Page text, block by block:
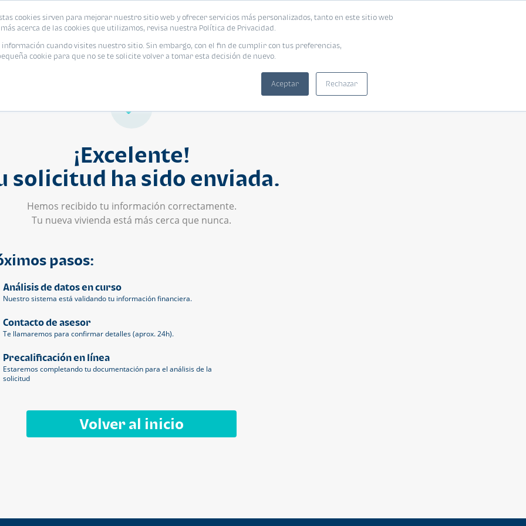
cookies sirven para mejorar nuestro sitio web y ofrecer servicios más personalizados, tanto en este sitio web
acerca de las cookies que utilizamos, revisa nuestra Política de Privacidad.
cuando visites nuestro sitio. Sin embargo, con el fin de cumplir con tus preferencias,
cookie para que no se te solicite volver a tomar esta decisión de nuevo.
Aceptar Rechazar
Eventos Promociones Blog Encuentra tu vivienda ideal
¡Excelente!
solicitud ha sido enviada.
Hemos recibido tu información correctamente.
Tu nueva vivienda está más cerca que nunca.
pasos:
Análisis de datos en curso
Nuestro sistema está validando tu información financiera.
Contacto de asesor
Te llamaremos para confirmar detalles (aprox. 24h).
Precalificación en línea
Estaremos completando tu documentación para el análisis de la
solicitud
Volver al inicio